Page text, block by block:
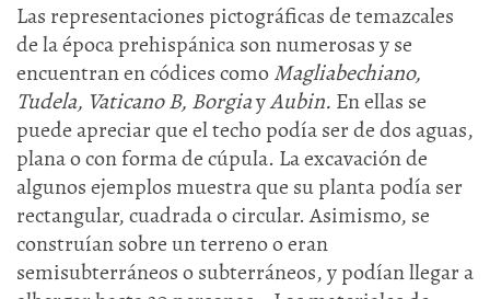
Las representaciones pictográficas de temazcales
de la época prehispánica son numerosas y se
encuentran en códices comoMagliabechiano,
Tudela, Vaticano B, BorgiayAubin. En ellas se
puede apreciar que el techo podía ser de dos aguas,
plana o con forma de cúpula. La excavación de
algunos ejemplos muestra que su planta podía ser
rectangular, cuadrada o circular. Asimismo, se
construían sobre un terreno o eran
semisubterráneos o subterráneos, y podían llegar a